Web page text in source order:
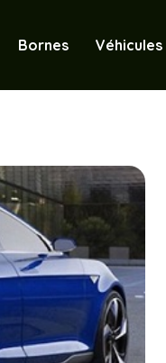
Bornes Véhicules